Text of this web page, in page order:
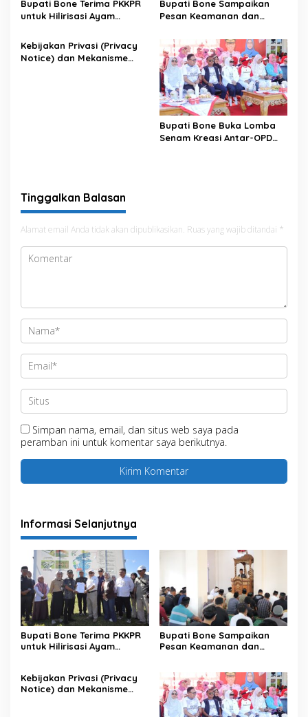
Bupati Bone Terima PKKPR
untuk Hilirisasi Ayam
Bupati Bone Sampaikan
Pesan Keamanan dan
Kebijakan Privasi (Privacy
Notice) dan Mekanisme
Bupati Bone Buka Lomba
Senam Kreasi Antar-OPD
Tinggalkan Balasan
Alamat email Anda tidak akan dipublikasikan. Ruas yang wajib ditandai *
Simpan nama, email, dan situs web saya pada
peramban ini untuk komentar saya berikutnya.
Informasi Selanjutnya
Bupati Bone Terima PKKPR
untuk Hilirisasi Ayam
Bupati Bone Sampaikan
Pesan Keamanan dan
Kebijakan Privasi (Privacy
Notice) dan Mekanisme